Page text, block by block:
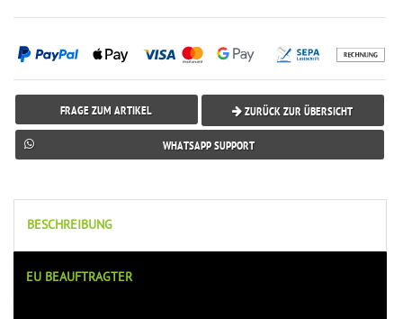
FRAGE ZUM ARTIKEL ZURÜCK ZUR ÜBERSICHT
WHATSAPP SUPPORT
BESCHREIBUNG
EU BEAUFTRAGTER